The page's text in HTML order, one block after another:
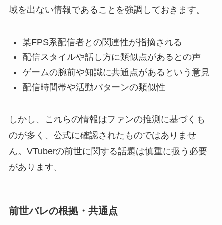
域を出ない情報であることを強調しておきます。
某FPS系配信者との関連性が指摘される
配信スタイルや話し方に類似点があるとの声
ゲームの腕前や知識に共通点があるという意見
配信時間帯や活動パターンの類似性
しかし、これらの情報はファンの推測に基づくも
のが多く、公式に確認されたものではありませ
ん。VTuberの前世に関する話題は慎重に扱う必要
があります。
前世バレの根拠・共通点